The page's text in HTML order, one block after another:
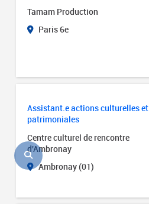
Tamam Production
Paris 6e
Assistant.e actions culturelles et
patrimoniales
Centre culturel de rencontre
d'Ambronay
Ambronay (01)